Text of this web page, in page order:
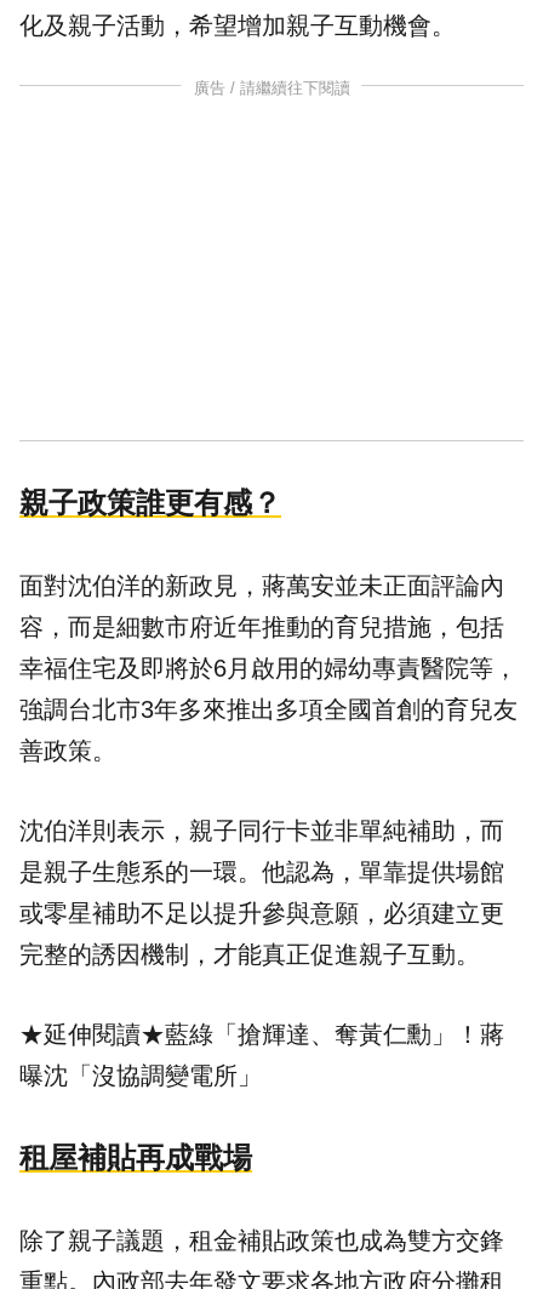
化及親子活動，希望增加親子互動機會。
廣告 / 請繼續往下閱讀
親子政策誰更有感？
面對沈伯洋的新政見，蔣萬安並未正面評論內
容，而是細數市府近年推動的育兒措施，包括
幸福住宅及即將於6月啟用的婦幼專責醫院等，
強調台北市3年多來推出多項全國首創的育兒友
善政策。
沈伯洋則表示，親子同行卡並非單純補助，而
是親子生態系的一環。他認為，單靠提供場館
或零星補助不足以提升參與意願，必須建立更
完整的誘因機制，才能真正促進親子互動。
★延伸閱讀★藍綠「搶輝達、奪黃仁勳」！蔣
曝沈「沒協調變電所」
租屋補貼再成戰場
除了親子議題，租金補貼政策也成為雙方交鋒
重點。內政部去年發文要求各地方政府分攤租